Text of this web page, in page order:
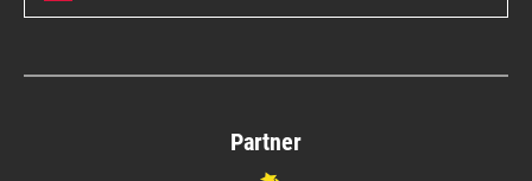
Partner